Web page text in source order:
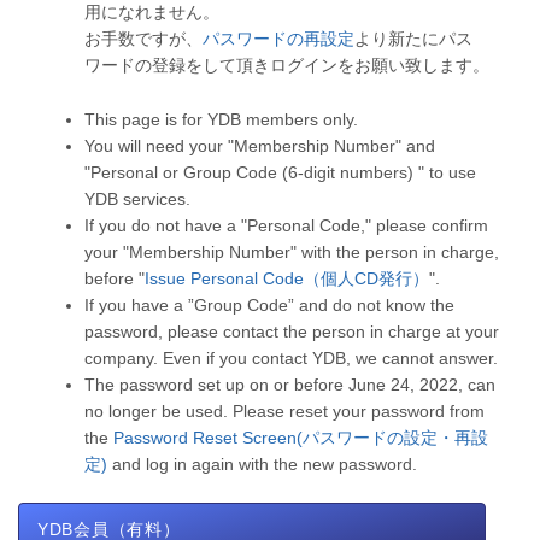
用になれません。
お手数ですが、 パスワードの再設定より新たにパス
ワードの登録をして頂きログインをお願い致します。
This page is for YDB members only.
You will need your "Membership Number" and
"Personal or Group Code (6-digit numbers) " to use
YDB services.
If you do not have a "Personal Code," please confirm
your "Membership Number" with the person in charge,
before "Issue Personal Code（個人CD発行） ".
If you have a ”Group Code” and do not know the
password, please contact the person in charge at your
company. Even if you contact YDB, we cannot answer.
The password set up on or before June 24, 2022, can
no longer be used. Please reset your password from
the Password Reset Screen(パスワードの設定・再設
定) and log in again with the new password.
YDB会員（有料）